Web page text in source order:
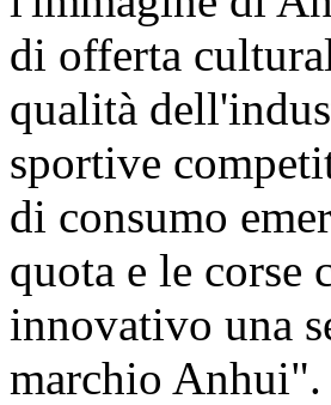
di offerta
qualità
sportive
di consumo
quota e le corse
innovativo una
marchio Anhui".